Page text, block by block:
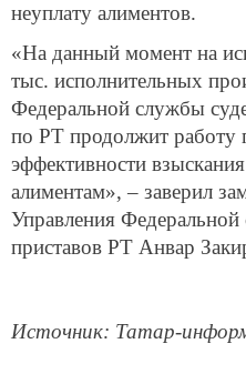
неуплату алиментов.
«На данный момент на
тыс. исполнительных
Федеральной службы
по РТ продолжит
эффективности
алиментам», – заверил
Управления
приставов РТ Анвар
Источник: Татар-